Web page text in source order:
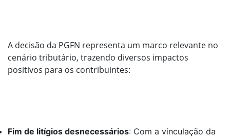
A decisão da PGFN representa um marco relevante no
cenário tributário, trazendo diversos impactos
positivos para os contribuintes:
Fim de litígios desnecessários: Com a vinculação da